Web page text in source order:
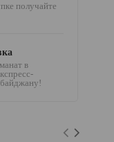
получайте
в